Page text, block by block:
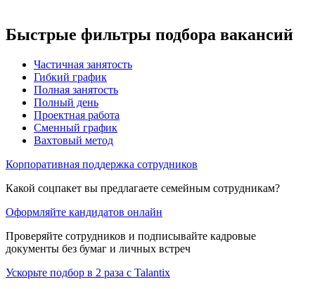
Быстрые фильтры подбора вакансий
Частичная занятость
Гибкий график
Полная занятость
Полный день
Проектная работа
Сменный график
Вахтовый метод
Корпоративная поддержка сотрудников
Какой соцпакет вы предлагаете семейным сотрудникам?
Оформляйте кандидатов онлайн
Проверяйте сотрудников и подписывайте кадровые
документы без бумаг и личных встреч
Ускорьте подбор в 2 раза с Talantix